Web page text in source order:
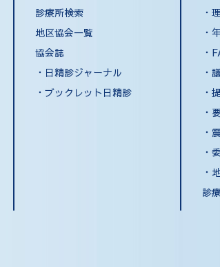
診療所検索
地区協会一覧
協会誌
・日精診ジャーナル
・ブックレット日精診
・
・
・
・
・
・
・
・
・
診